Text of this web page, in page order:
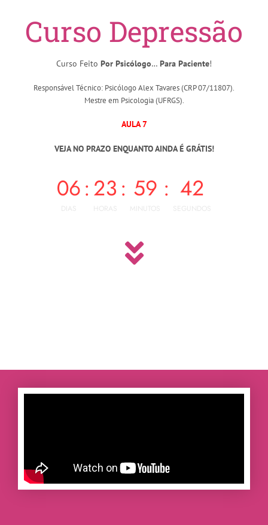
Curso Depressão
Curso Feito Por Psicólogo… Para Paciente!
Responsável Técnico: Psicólogo Alex Tavares (CRP 07/11807).
Mestre em Psicologia (UFRGS).
AULA 7
VEJA NO PRAZO ENQUANTO AINDA É GRÁTIS!
06:23 : 59 : 41